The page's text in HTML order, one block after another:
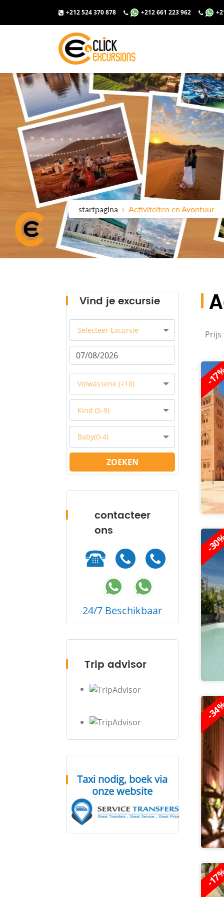
+212 524 370 878 +212 661 223 962
startpagina Activiteiten en Avontuur
Prijs
-
-
-
-
Vind je excursie
Selecteer Excursie
Volwassene (+10)
Kind (5-9)
Baby(0-4)
ZOEKEN
contacteer
ons
24/7 Beschikbaar
Trip advisor
Taxi nodig, boek via
onze website